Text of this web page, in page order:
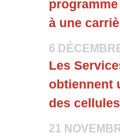
à une
6
Les
obtiennent
des
21